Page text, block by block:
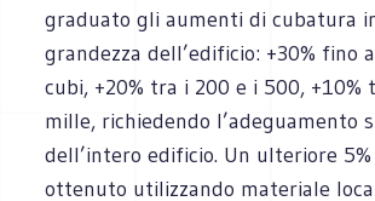
graduato gli aumenti di cubatura
grandezza dell’edificio: +30% fino
cubi, +20% tra i 200 e i 500, +10%
mille, richiedendo l’adeguamento
dell’intero edificio. Un ulteriore
ottenuto utilizzando materiale